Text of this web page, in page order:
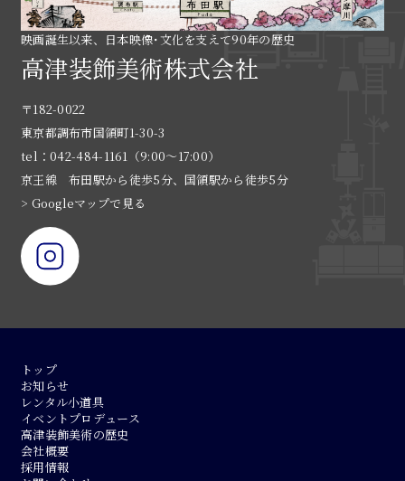
映画誕生以来、日本映像･文化を支えて90年の歴史
高津装飾美術株式会社
〒182-0022
東京都調布市国領町1-30-3
tel：042-484-1161（9:00〜17:00）
京王線 布田駅から徒歩5分、国領駅から徒歩5分
> Googleマップで見る
トップ
お知らせ
レンタル小道具
イベントプロデュース
高津装飾美術の歴史
会社概要
採用情報